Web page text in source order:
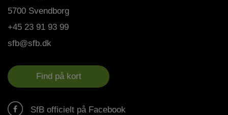
5700 Svendborg
+45 23 91 93 99
sfb@sfb.dk
Find på kort
SfB officielt på Facebook